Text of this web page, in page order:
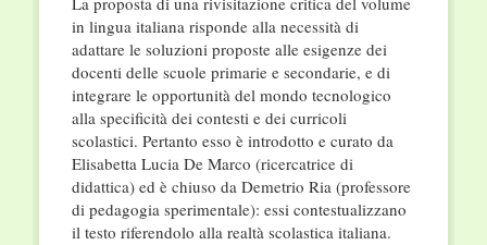
in lingua italiana risponde alla necessità di
adattare le soluzioni proposte alle esigenze dei
docenti delle scuole primarie e secondarie, e di
integrare le opportunità del mondo tecnologico
alla specificità dei contesti e dei curricoli
scolastici. Pertanto esso è introdotto e curato da
Elisabetta Lucia De Marco (ricercatrice di
didattica) ed è chiuso da Demetrio Ria (professore
di pedagogia sperimentale): essi contestualizzano
il testo riferendolo alla realtà scolastica italiana.